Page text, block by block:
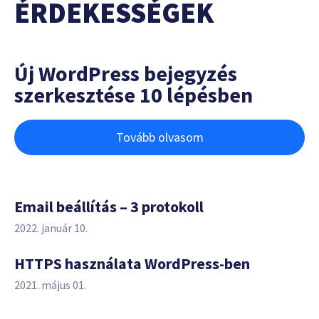
ÉRDEKESSÉGEK
Új WordPress bejegyzés
szerkesztése 10 lépésben
Tovább olvasom
Email beállítás – 3 protokoll
2022. január 10.
HTTPS használata WordPress-ben
2021. május 01.